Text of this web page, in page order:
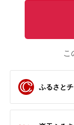
こ
ふるさと